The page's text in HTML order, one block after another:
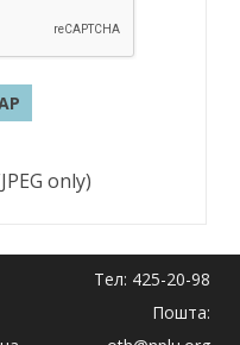
only)
Тел: 425-20-98
Пошта: